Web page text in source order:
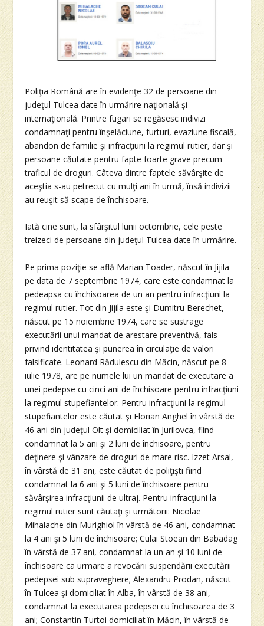
Poliţia Română are în evidenţe 32 de persoane din
judeţul Tulcea date în urmărire naţională şi
internaţională. Printre fugari se regăsesc indivizi
condamnaţi pentru înşelăciune, furturi, evaziune fiscală,
abandon de familie şi infracţiuni la regimul rutier, dar şi
persoane căutate pentru fapte foarte grave precum
traficul de droguri. Câteva dintre faptele săvârşite de
aceştia s-au petrecut cu mulţi ani în urmă, însă indivizii
au reuşit să scape de închisoare.
Iată cine sunt, la sfârşitul lunii octombrie, cele peste
treizeci de persoane din judeţul Tulcea date în urmărire.
Pe prima poziţie se află Marian Toader, născut în Jijila
pe data de 7 septembrie 1974, care este condamnat la
pedeapsa cu închisoarea de un an pentru infracţiuni la
regimul rutier. Tot din Jijila este şi Dumitru Berechet,
născut pe 15 noiembrie 1974, care se sustrage
executării unui mandat de arestare preventivă, fals
privind identitatea şi punerea în circulaţie de valori
falsificate. Leonard Rădulescu din Măcin, născut pe 8
iulie 1978, are pe numele lui un mandat de executare a
unei pedepse cu cinci ani de închisoare pentru infracţiuni
la regimul stupefiantelor. Pentru infracţiuni la regimul
stupefiantelor este căutat şi Florian Anghel în vârstă de
46 ani din judeţul Olt şi domiciliat în Jurilovca, fiind
condamnat la 5 ani şi 2 luni de închisoare, pentru
deţinere şi vânzare de droguri de mare risc. Izzet Arsal,
în vârstă de 31 ani, este căutat de poliţişti fiind
condamnat la 6 ani şi 5 luni de închisoare pentru
săvârşirea infracţiunii de ultraj. Pentru infracţiuni la
regimul rutier sunt căutaţi şi următorii: Nicolae
Mihalache din Murighiol în vârstă de 46 ani, condamnat
la 4 ani şi 5 luni de închisoare; Culai Stoean din Babadag
în vârstă de 37 ani, condamnat la un an şi 10 luni de
închisoare ca urmare a revocării suspendării executării
pedepsei sub supraveghere; Alexandru Prodan, născut
în Tulcea şi domiciliat în Alba, în vârstă de 38 ani,
condamnat la executarea pedepsei cu închisoarea de 3
ani; Constantin Turtoi domiciliat în Măcin, în vârstă de